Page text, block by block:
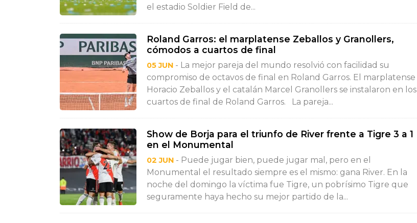
el estadio Soldier Field de...
Roland Garros: el marplatense Zeballos y Granollers,
cómodos a cuartos de final
05 JUN - La mejor pareja del mundo resolvió con facilidad su
compromiso de octavos de final en Roland Garros. El marplatense
Horacio Zeballos y el catalán Marcel Granollers se instalaron en los
cuartos de final de Roland Garros. La pareja...
Show de Borja para el triunfo de River frente a Tigre 3 a 1
en el Monumental
02 JUN - Puede jugar bien, puede jugar mal, pero en el
Monumental el resultado siempre es el mismo: gana River. En la
noche del domingo la víctima fue Tigre, un pobrísimo Tigre que
seguramente haya hecho su mejor partido de la...